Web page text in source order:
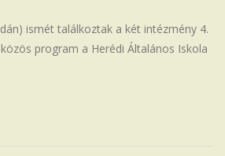
ismét találkoztak a két intézmény 4.
program a Herédi Általános Iskola